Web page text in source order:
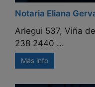
Notaria Eliana
Arlegui 537, Viña
238 2440 ...
Más info